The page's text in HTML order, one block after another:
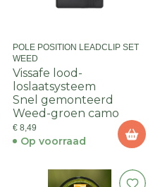
POLE POSITION LEADCLIP SET
WEED
Vissafe lood-
loslaatsysteem
Snel gemonteerd
Weed-groen camo
€ 8,49
Op voorraad